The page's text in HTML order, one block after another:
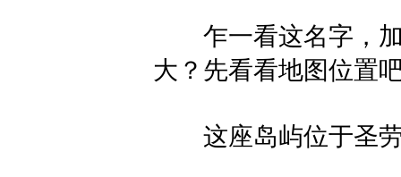
乍一看这名字，
大？先看看地图位置
这座岛屿位于圣